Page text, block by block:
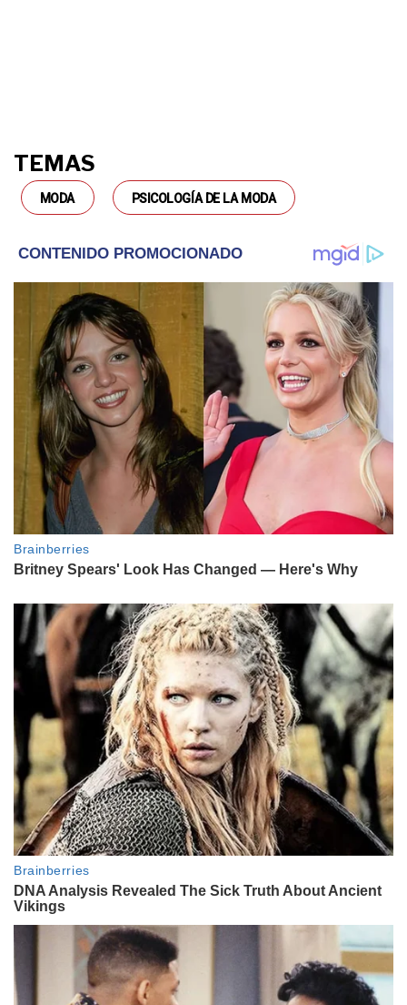
TEMAS
MODA PSICOLOGÍA DE LA MODA